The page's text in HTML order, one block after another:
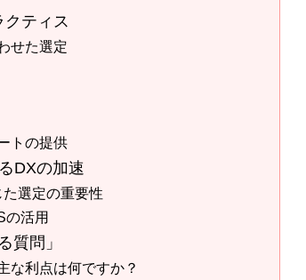
ティス
せた選定
トの提供
DXの加速
選定の重要性
の活用
質問」
な利点は何ですか？